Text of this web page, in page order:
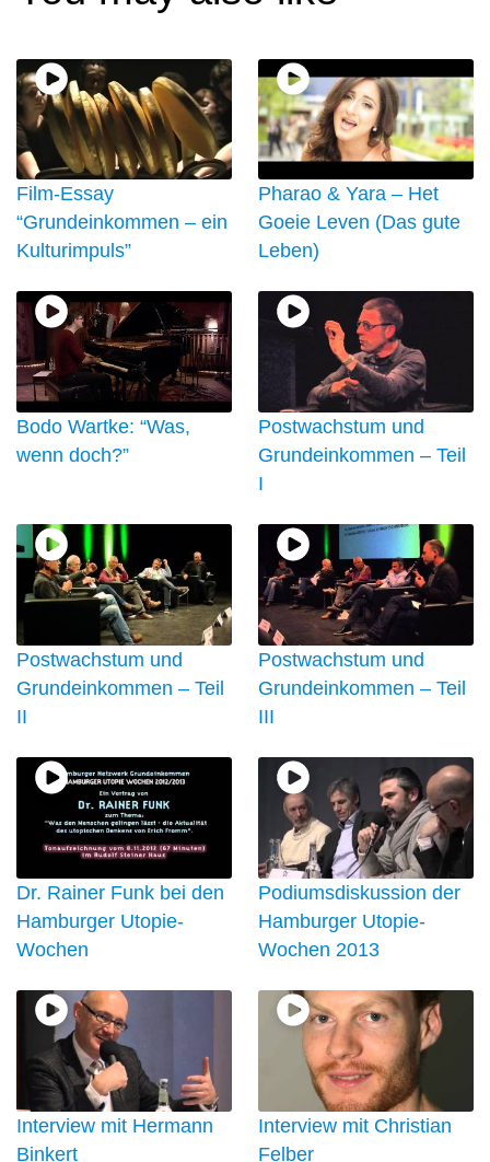
Film-Essay
“Grundeinkommen – ein
Kulturimpuls”
Pharao & Yara – Het
Goeie Leven (Das gute
Leben)
Bodo Wartke: “Was,
wenn doch?”
Postwachstum und
Grundeinkommen – Teil
I
Postwachstum und
Grundeinkommen – Teil
II
Postwachstum und
Grundeinkommen – Teil
III
Dr. Rainer Funk bei den
Hamburger Utopie-
Wochen
Podiumsdiskussion der
Hamburger Utopie-
Wochen 2013
Interview mit Hermann
Binkert
Interview mit Christian
Felber